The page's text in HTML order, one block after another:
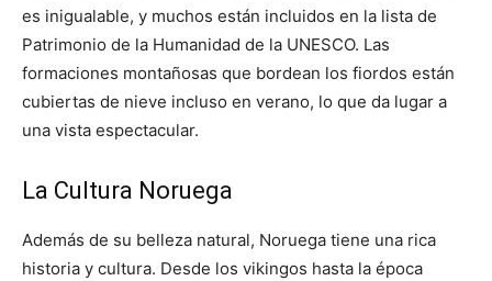
es inigualable, y muchos están incluidos en la lista de
Patrimonio de la Humanidad de la UNESCO. Las
formaciones montañosas que bordean los fiordos están
cubiertas de nieve incluso en verano, lo que da lugar a
una vista espectacular.
La Cultura Noruega
Además de su belleza natural, Noruega tiene una rica
historia y cultura. Desde los vikingos hasta la época